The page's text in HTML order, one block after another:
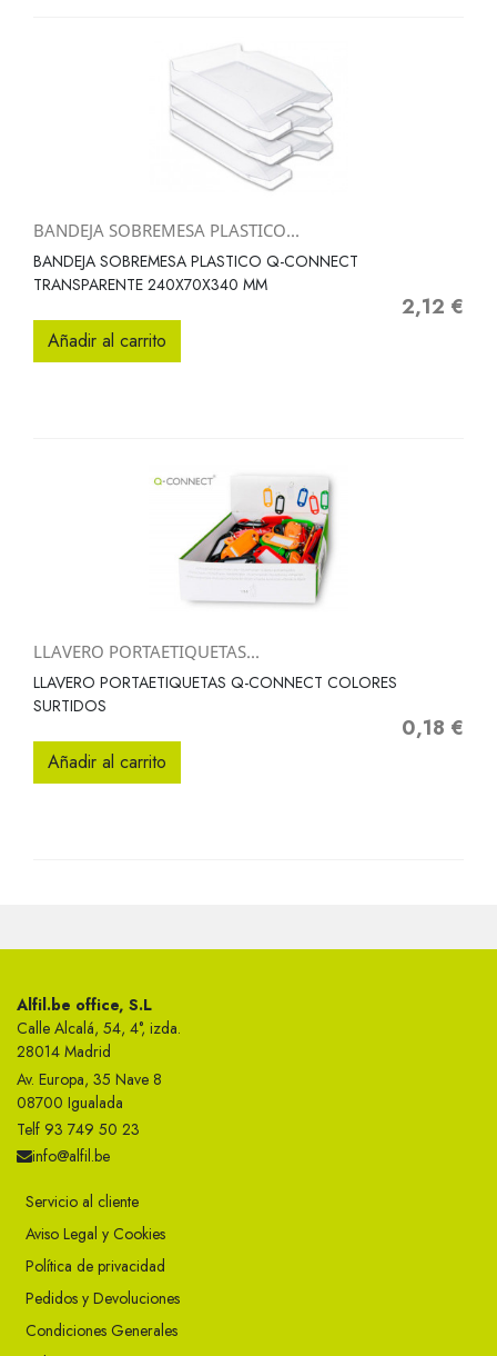
BANDEJA SOBREMESA PLASTICO...
BANDEJA SOBREMESA PLASTICO Q-CONNECT
TRANSPARENTE 240X70X340 MM
Precio
2,12 €
Añadir al carrito
LLAVERO PORTAETIQUETAS...
LLAVERO PORTAETIQUETAS Q-CONNECT COLORES
SURTIDOS
Precio
0,18 €
Añadir al carrito
Alfil.be office, S.L
Calle Alcalá, 54, 4°, izda.
28014 Madrid
Av. Europa, 35 Nave 8
08700 Igualada
Telf 93 749 50 23
info@alfil.be
Servicio al cliente
Aviso Legal y Cookies
Política de privacidad
Pedidos y Devoluciones
Condiciones Generales